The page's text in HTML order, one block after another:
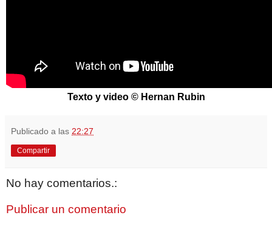
Texto y video © Hernan Rubin
Publicado a las 22:27
Compartir
No hay comentarios.:
Publicar un comentario